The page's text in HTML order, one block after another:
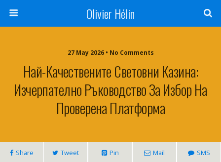
Olivier Hélin
27 May 2026 • No Comments
Най-Качествените Световни Казина:
Изчерпателно Ръководство За Избор На
Проверена Платформа
Share Tweet Pin Mail SMS